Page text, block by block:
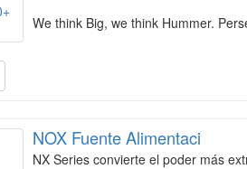
We think Big, we think Hummer.
NOX Fuente Alimentaci
NX Series convierte el poder más